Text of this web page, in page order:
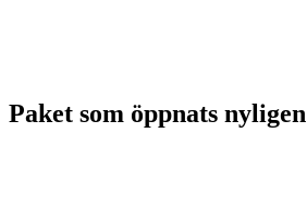
Paket som öppnats nyligen